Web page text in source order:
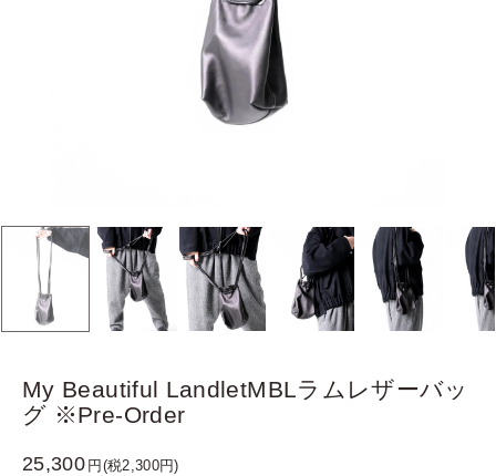
My Beautiful LandletMBLラムレザーバッ
グ ※Pre-Order
25,300 円(税2,300円)